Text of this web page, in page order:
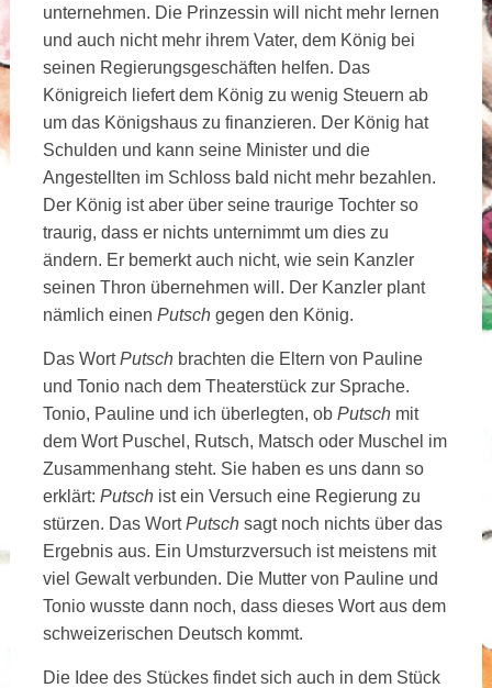
unternehmen. Die Prinzessin will nicht mehr lernen
und auch nicht mehr ihrem Vater, dem König bei
seinen Regierungsgeschäften helfen. Das
Königreich liefert dem König zu wenig Steuern ab
um das Königshaus zu finanzieren. Der König hat
Schulden und kann seine Minister und die
Angestellten im Schloss bald nicht mehr bezahlen.
Der König ist aber über seine traurige Tochter so
traurig, dass er nichts unternimmt um dies zu
ändern. Er bemerkt auch nicht, wie sein Kanzler
seinen Thron übernehmen will. Der Kanzler plant
nämlich einen Putsch gegen den König.
Das WortPutschbrachten die Eltern von Pauline
und Tonio nach dem Theaterstück zur Sprache.
Tonio, Pauline und ich überlegten, ob Putschmit
dem Wort Puschel, Rutsch, Matsch oder Muschel im
Zusammenhang steht. Sie haben es uns dann so
erklärt: Putschist ein Versuch eine Regierung zu
stürzen. Das WortPutsch sagt noch nichts über das
Ergebnis aus. Ein Umsturzversuch ist meistens mit
viel Gewalt verbunden. Die Mutter von Pauline und
Tonio wusste dann noch, dass dieses Wort aus dem
schweizerischen Deutsch kommt.
Die Idee des Stückes findet sich auch in dem Stück